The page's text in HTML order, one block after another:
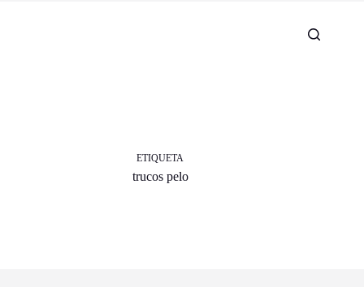
ETIQUETA
trucos pelo